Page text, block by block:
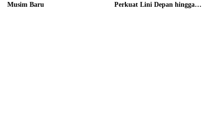
Musim Baru
Perkuat Lini Depan hingga